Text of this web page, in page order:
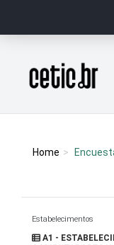
Página inicial
Home
Estabelecimentos
A1 -